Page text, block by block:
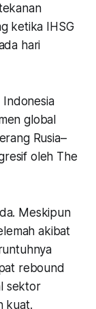
ketika IHSG
hari
Indonesia
global
Rusia–
oleh The
Meskipun
akibat
rebound
sektor
kuat.